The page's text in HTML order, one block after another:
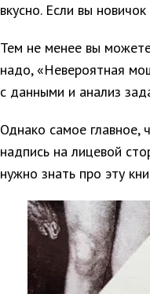
вкусно. Если вы
Тем не менее вы
надо, «Невероятная
с данными и анализ
Однако самое главное,
надпись на лицевой
нужно знать про эту